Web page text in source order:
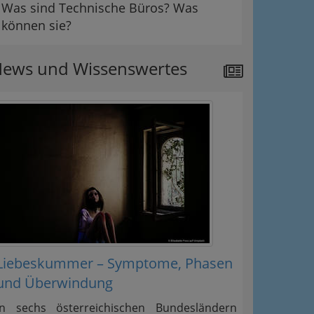
Was sind Technische Büros? Was
können sie?
und Wissenswertes
– Symptome, Phasen
Überwindung
sechs österreichischen Bundesländern